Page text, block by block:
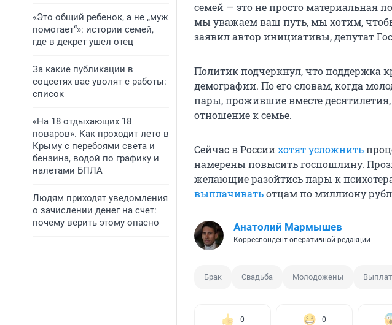
«Это общий ребенок, а не „муж
помогает“»: истории семей,
где в декрет ушел отец
За какие публикации в
соцсетях вас уволят с работы:
список
«На 18 отдыхающих 18
поваров». Как проходит лето в
Крыму с перебоями света и
бензина, водой по графику и
налетами БПЛА
Людям приходят уведомления
о зачислении денег на счет:
почему верить этому опасно
семей — это не просто материальная
мы уважаем ваш путь, мы хотим,
заявил автор инициативы, депутат
Политик подчеркнул, что поддержка
демографии. По его словам, когда
пары, прожившие вместе
отношение к семье.
Сейчас в Россиихотят усложнить
намерены повысить госпошлину.
желающие разойтись пары к
выплачиватьотцам по миллиону
Анатолий Мармышев
Корреспондент оперативной редакции
Брак Свадьба Молодожены
0 0